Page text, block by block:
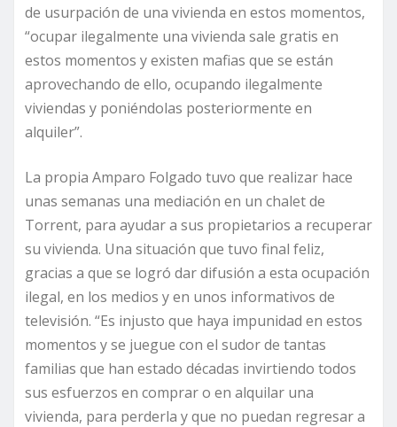
de usurpación de una vivienda en estos momentos,
“ocupar ilegalmente una vivienda sale gratis en
estos momentos y existen mafias que se están
aprovechando de ello, ocupando ilegalmente
viviendas y poniéndolas posteriormente en
alquiler”.
La propia Amparo Folgado tuvo que realizar hace
unas semanas una mediación en un chalet de
Torrent, para ayudar a sus propietarios a recuperar
su vivienda. Una situación que tuvo final feliz,
gracias a que se logró dar difusión a esta ocupación
ilegal, en los medios y en unos informativos de
televisión. “Es injusto que haya impunidad en estos
momentos y se juegue con el sudor de tantas
familias que han estado décadas invirtiendo todos
sus esfuerzos en comprar o en alquilar una
vivienda, para perderla y que no puedan regresar a